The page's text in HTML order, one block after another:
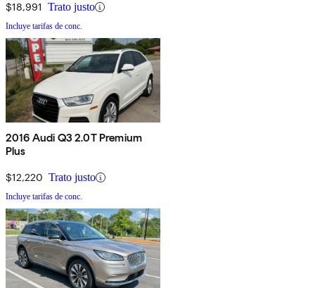
$18,991 Trato justo
Incluye tarifas de conc.
2016 Audi Q3 2.0T Premium
Plus
$12,220 Trato justo
Incluye tarifas de conc.